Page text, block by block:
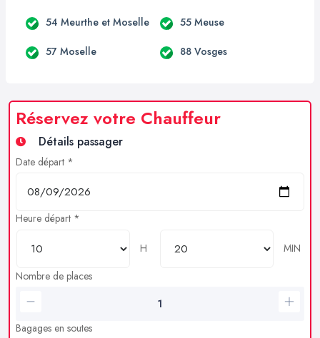
54 Meurthe et Moselle 55 Meuse
57 Moselle 88 Vosges
Réservez votre Chauffeur
Détails passager
Date départ *
Heure départ *
H
MIN
Nombre de places
Bagages en soutes